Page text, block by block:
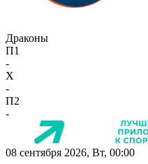
Драконы
П1
-
X
-
П2
-
08 сентября 2026, Вт, 00:00